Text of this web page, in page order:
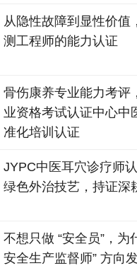
从隐性故障到显性价值
测工程师的能力认证
骨伤康养专业能力考评
业资格考试认证中心中
准化培训认证
JYPC中医耳穴诊疗师
绿色外治技艺，持证深
不想只做 “安全员”，为
安全生产监督师” 方向